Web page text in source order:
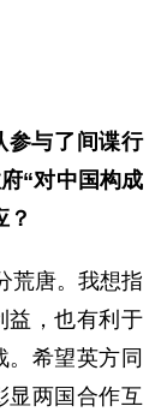
参与了间谍行
“对中国构成
？
荒唐。我想指
益，也有利于
希望英方同
显两国合作互